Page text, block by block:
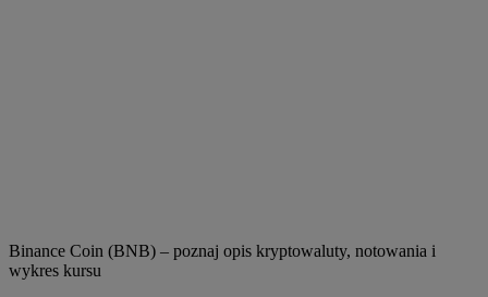
Binance Coin (BNB) – poznaj opis kryptowaluty, notowania i
wykres kursu